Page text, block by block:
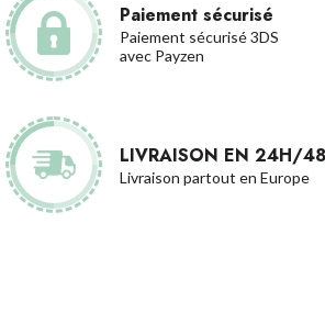
Paiement sécurisé
Paiement sécurisé 3DS
avec Payzen
LIVRAISON EN 24H/
Livraison partout en Europe